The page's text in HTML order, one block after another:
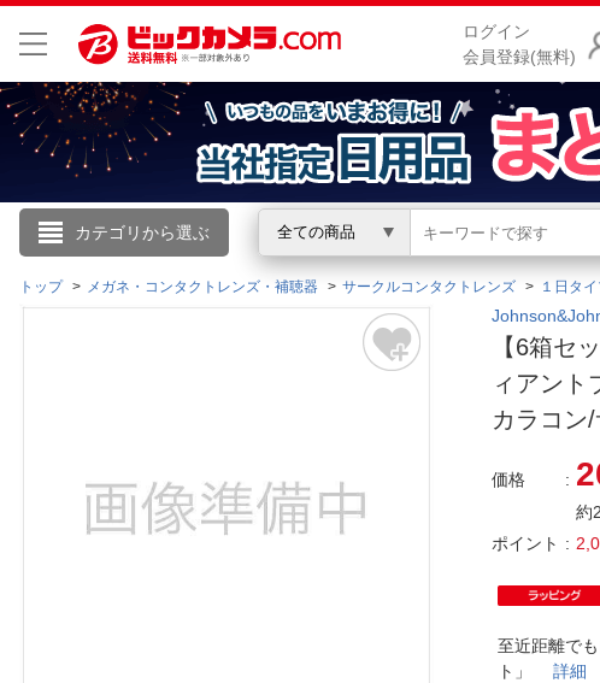
ログイン
会員登録(無料)
カテゴリから選ぶ 全ての商品
こんにちは
ログイン
閲覧履歴
トップ メガネ・コンタクトレンズ・補聴器 サークルコンタクトレンズ １日タ
【6箱セ
ィアント
カラコン
価格
約
ポイント
至近距離で
ト」詳細